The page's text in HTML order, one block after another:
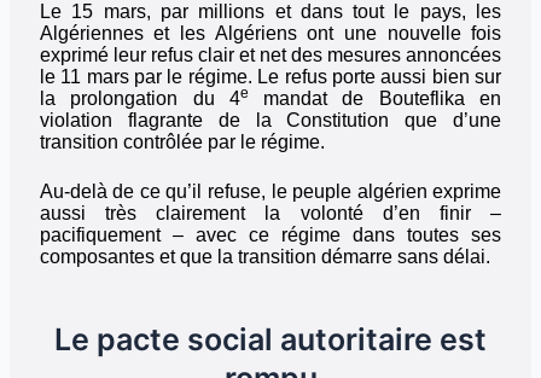
Le 15 mars, par millions et dans tout le pays, les
Algériennes et les Algériens ont une nouvelle fois
exprimé leur refus clair et net des mesures annoncées
le 11 mars par le régime. Le refus porte aussi bien sur
la prolongation du 4e
mandat de Bouteflika en
violation flagrante de la Constitution que d’une
transition contrôlée par le régime.
Au-delà de ce qu’il refuse, le peuple algérien exprime
aussi très clairement la volonté d’en finir –
pacifiquement – avec ce régime dans toutes ses
composantes et que la transition démarre sans délai.
Le pacte social autoritaire est